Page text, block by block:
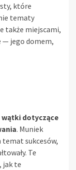
które
tematy
także miejscami,
— jego domem,
wątki dotyczące
. Muniek
sukcesów,
Te
jak te